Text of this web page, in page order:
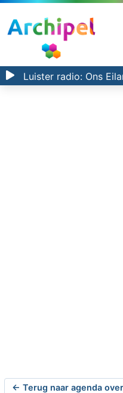
Luister radio: Ons
← Terug naar agenda